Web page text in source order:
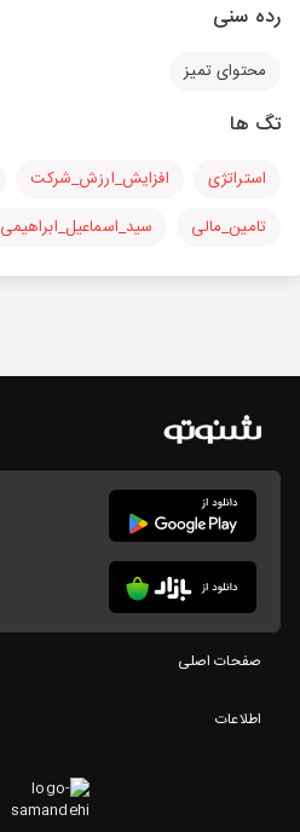
رده سنی
محتوای تمیز
تگ ها
استراتژی افزایش_ارزش_شرکت
تامین_مالی
سید_اسماعیل_ابراهیمی
صفحات اصلی
اطلاعات